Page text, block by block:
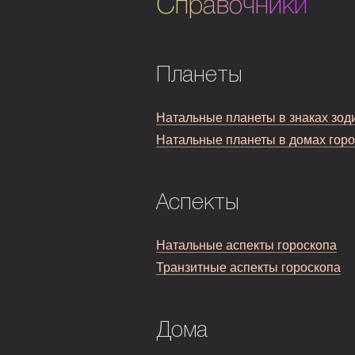
Справочники
Планеты
Натальные планеты в знаках
Натальные планеты в домах
Аспекты
Натальные аспекты гороскопа
Транзитные аспекты гороскопа
Дома